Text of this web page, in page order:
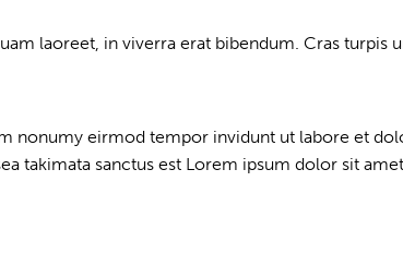
laoreet, in viverra erat bibendum. Cras turpis
nonumy eirmod tempor invidunt ut labore et
takimata sanctus est Lorem ipsum dolor sit